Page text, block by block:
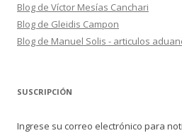
Blog de Víctor Mesías Canchari
Blog de Gleidis Campon
Blog de Manuel Solis - articulos
SUSCRIPCIÓN
Ingrese su correo electrónico para